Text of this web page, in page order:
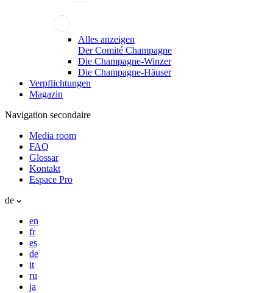
Alles anzeigen
Der Comité Champagne
Die Champagne-Winzer
Die Champagne-Häuser
Verpflichtungen
Magazin
Navigation secondaire
Media room
FAQ
Glossar
Kontakt
Espace Pro
de
en
fr
es
de
it
ru
ja